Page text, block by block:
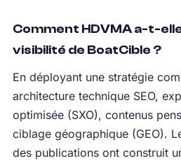
Comment HDVMA a-t-
visibilité de BoatCible ?
En déployant une stratégie
architecture technique SEO,
optimisée (SXO), contenus
ciblage géographique (GEO).
des publications ont construit